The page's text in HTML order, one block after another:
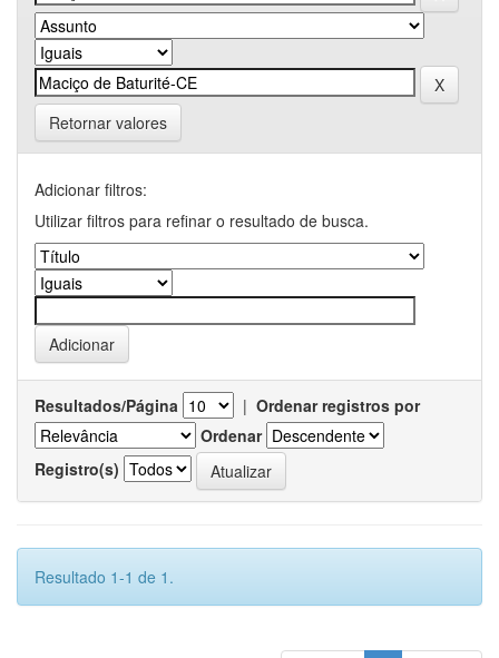
Retornar valores
Adicionar filtros:
Utilizar filtros para refinar o resultado de busca.
Resultados/Página | Ordenar registros por
Ordenar
Registro(s)
Resultado 1-1 de 1.